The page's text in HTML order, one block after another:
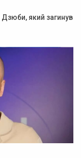
Дзюби, який загинув